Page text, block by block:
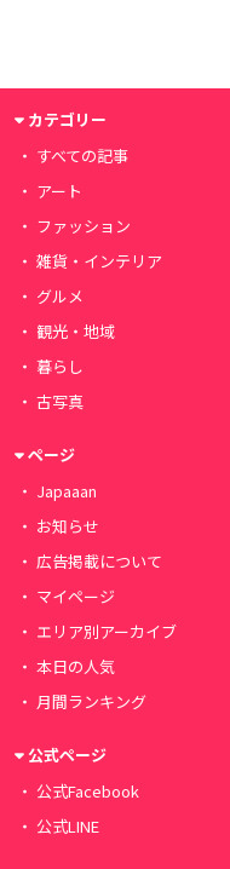
カテゴリー
すべての記事
アート
ファッション
雑貨・インテリア
グルメ
観光・地域
暮らし
古写真
ページ
Japaaan
お知らせ
広告掲載について
マイページ
エリア別アーカイブ
本日の人気
月間ランキング
公式ページ
公式Facebook
公式LINE